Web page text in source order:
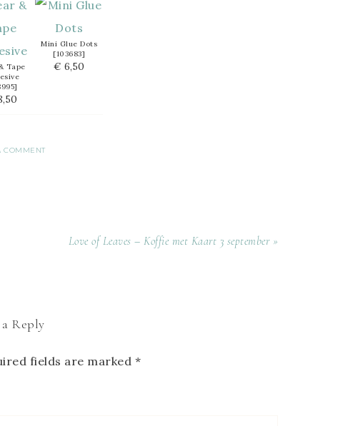
Tape
]
Mini Glue Dots
[103683]
€ 6,50
COMMENT
Love of Leaves – Koffie met Kaart 3 september »
a Reply
fields are marked *